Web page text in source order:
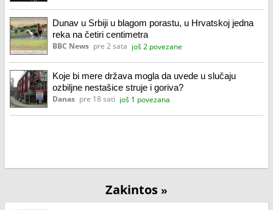
Dunav u Srbiji u blagom porastu, u Hrvatskoj jedna
reka na četiri centimetra
BBC News pre 2 sata još 2 povezane
Koje bi mere država mogla da uvede u slučaju
ozbiljne nestašice struje i goriva?
Danas pre 18 sati još 1 povezana
Zakintos »